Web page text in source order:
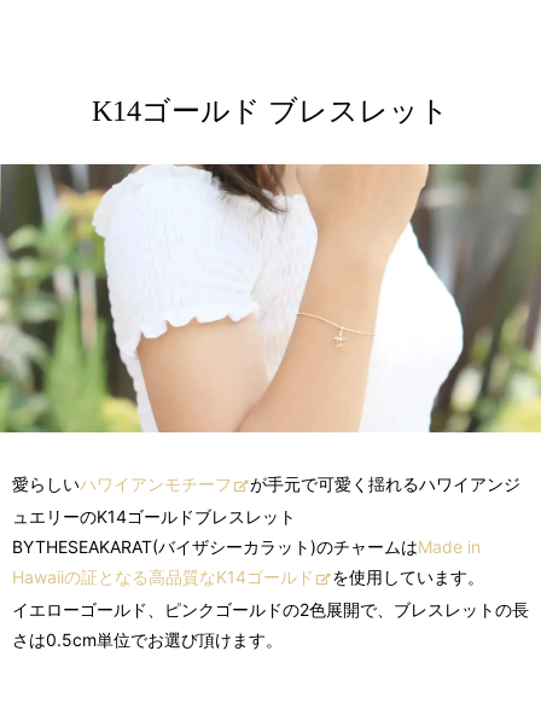
K14ゴールド ブレスレット
愛らしいハワイアンモチーフ
が手元で可愛く揺れるハワイアンジ
ュエリーのK14ゴールドブレスレット
BYTHESEAKARAT(バイザシーカラット)のチャームはMade in
Hawaiiの証となる高品質なK14ゴールド
を使用しています。
イエローゴールド、ピンクゴールドの2色展開で、ブレスレットの長
さは0.5cm単位でお選び頂けます。